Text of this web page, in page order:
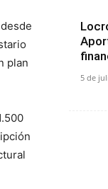
plan
5 de